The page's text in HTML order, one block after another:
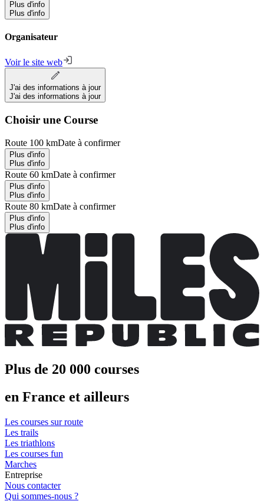
Plus d'info
Plus d'info
Organisateur
Voir le site web
J'ai des informations à jour
J'ai des informations à jour
Choisir une Course
Route 100 kmDate à confirmer
Plus d'info
Plus d'info
Route 60 kmDate à confirmer
Plus d'info
Plus d'info
Route 80 kmDate à confirmer
Plus d'info
Plus d'info
Plus de 20 000 courses
en France et ailleurs
Les courses sur route
Les trails
Les triathlons
Les courses fun
Marches
Entreprise
Nous contacter
Qui sommes-nous ?